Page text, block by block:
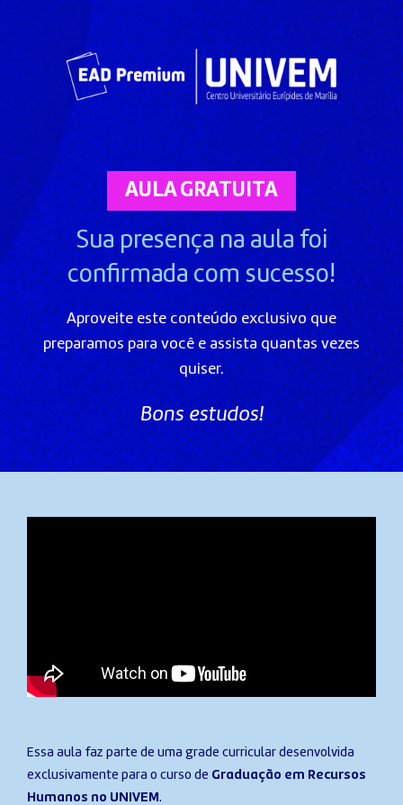
AULA GRATUITA
Sua presença na aula foi
confirmada com sucesso!
Aproveite este conteúdo exclusivo que
preparamos para você e assista quantas vezes
quiser.
Bons estudos!
Essa aula faz parte de uma grade curricular desenvolvida
exclusivamente para o curso de Graduação em Recursos
Humanos no UNIVEM.